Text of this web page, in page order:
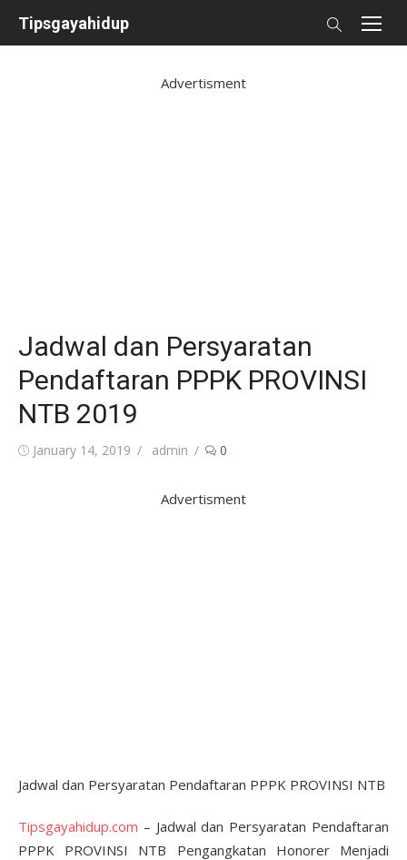
Tipsgayahidup
Advertisment
Jadwal dan Persyaratan
Pendaftaran PPPK PROVINSI
NTB 2019
Posted
January 14, 2019 Author
admin 0
Advertisment
Jadwal dan Persyaratan Pendaftaran PPPK PROVINSI NTB
Tipsgayahidup.com – Jadwal dan Persyaratan Pendaftaran
PPPK PROVINSI NTB Pengangkatan Honorer Menjadi